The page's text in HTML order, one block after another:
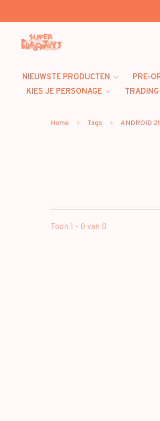
NIEUWSTE PRODUCTEN PRE-
KIES JE PERSONAGE
Home Tags ANDROID 21
Toon 1 - 0 van 0